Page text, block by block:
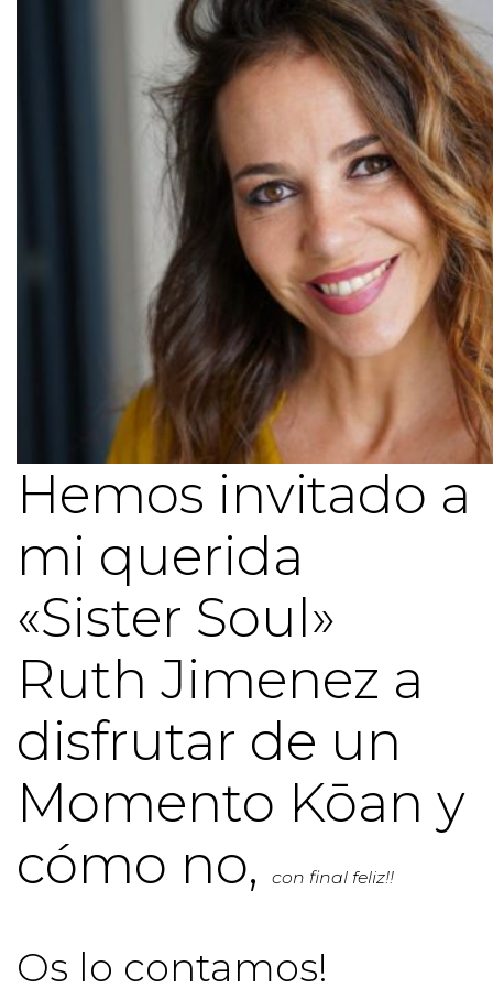
Hemos invitado a
mi querida
«Sister Soul»
Ruth Jimenez a
disfrutar de un
Momento Kōan y
cómo no,
con final feliz!!
Os lo contamos!